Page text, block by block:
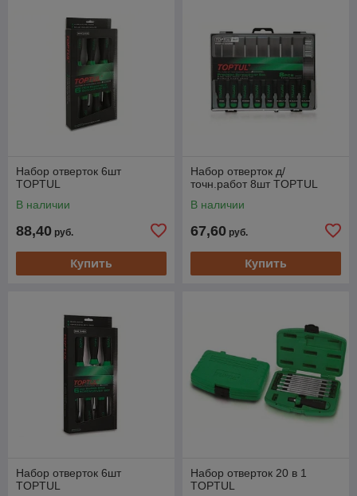
Набор отверток 6шт
TOPTUL
В наличии
88,40 руб.
Купить
Набор отверток д/
точн.работ 8шт TOPTUL
В наличии
67,60 руб.
Купить
Набор отверток 6шт
TOPTUL
Набор отверток 20 в 1
TOPTUL